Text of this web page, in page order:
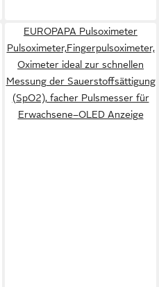
EUROPAPA Pulsoximeter
Pulsoximeter,Fingerpulsoximeter,
Oximeter ideal zur schnellen
Messung der Sauerstoffsättigung
(SpO2), facher Pulsmesser für
Erwachsene–OLED Anzeige